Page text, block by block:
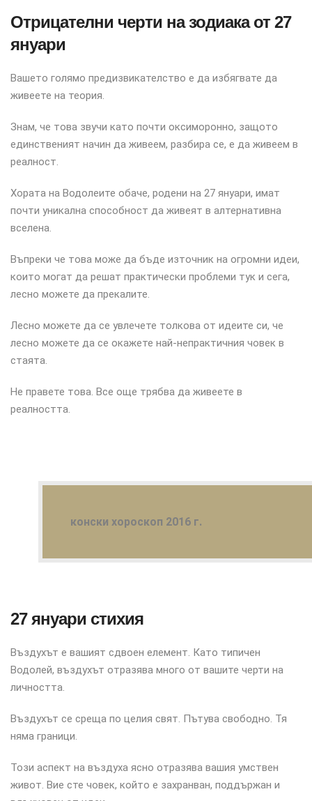
Отрицателни черти на зодиака от 27
януари
Вашето голямо предизвикателство е да избягвате да
живеете на теория.
Знам, че това звучи като почти оксиморонно, защото
единственият начин да живеем, разбира се, е да живеем в
реалност.
Хората на Водолеите обаче, родени на 27 януари, имат
почти уникална способност да живеят в алтернативна
вселена.
Въпреки че това може да бъде източник на огромни идеи,
които могат да решат практически проблеми тук и сега,
лесно можете да прекалите.
Лесно можете да се увлечете толкова от идеите си, че
лесно можете да се окажете най-непрактичния човек в
стаята.
Не правете това. Все още трябва да живеете в
реалността.
конски хороскоп 2016 г.
27 януари стихия
Въздухът е вашият сдвоен елемент. Като типичен
Водолей, въздухът отразява много от вашите черти на
личността.
Въздухът се среща по целия свят. Пътува свободно. Тя
няма граници.
Този аспект на въздуха ясно отразява вашия умствен
живот. Вие сте човек, който е захранван, поддържан и